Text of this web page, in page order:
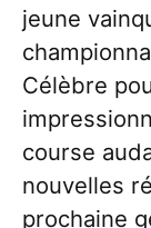
jeune
Célèbre
course
nouvelles
prochaine